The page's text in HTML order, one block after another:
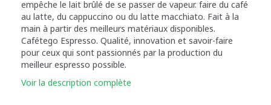
empêche le lait brûlé de se passer de vapeur. faire du café
au latte, du cappuccino ou du latte macchiato. Fait à la
main à partir des meilleurs matériaux disponibles.
Cafétego Espresso. Qualité, innovation et savoir-faire
pour ceux qui sont passionnés par la production du
meilleur espresso possible.
Voir la description complète